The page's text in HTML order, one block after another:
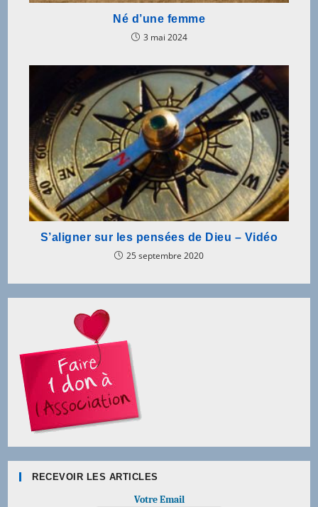
Né d’une femme
3 mai 2024
S’aligner sur les pensées de Dieu – Vidéo
25 septembre 2020
RECEVOIR LES ARTICLES
Votre Email